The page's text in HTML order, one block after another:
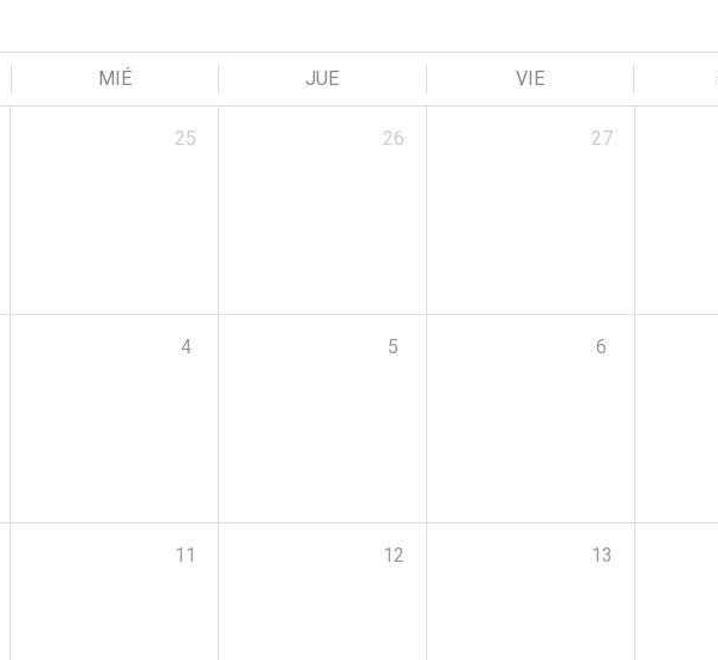
MIÉ JUE VIE
25 26 27
4 5 6
11 12 13